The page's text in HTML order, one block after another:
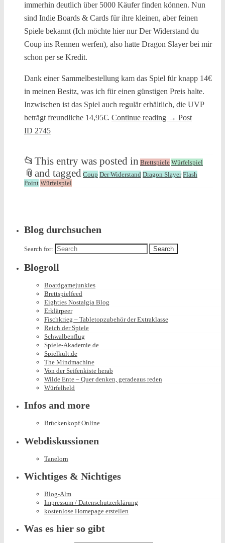
immerhin deutlich über 5000 Käufer finden können. Nun
sind Indie Boards & Cards für ihre kleinen, aber feinen
Spiele bekannt (Ich möchte hier nur Der Widerstand du
Coup ins Rennen werfen), also hatte Dragon Slayer bei mir
schon per se Kredit.
Dank einer Sammelbestellung kam das Spiel für knapp 14€
in meinen Besitz, was ich für einen günstigen Preis halte.
Inzwischen ist das Spiel auch regulär erhältlich, die UVP
beträgt freundliche 14,95€. Continue reading → Post
ID 2745
📂 This entry was posted in Brettspiele Würfelspiel
📎 and tagged Coup Der Widerstand Dragon Slayer Flash
Point Würfelspiel
Blog durchsuchen
Search for:
Blogroll
Boardgamejunkies
Brettspielfeed
Eighties Nostalgia Blog
Erklärpeer
Fischkrieg – Tabletopzubehör der Extraklasse
Reich der Spiele
Schwalbenflug
Spiele-Akademie.de
Spielkult.de
The Mindmachine
Von der Seifenkiste herab
Wilde Ente – Quer denken, geradeaus reden
Würfelheld
Infos and more
Brückenkopf Online
Webdiskussionen
Tanelorn
Wichtiges & Nichtiges
Blog-Alm
Impressum / Datenschutzerklärung
kostenlose Homepage erstellen
Was es hier so gibt